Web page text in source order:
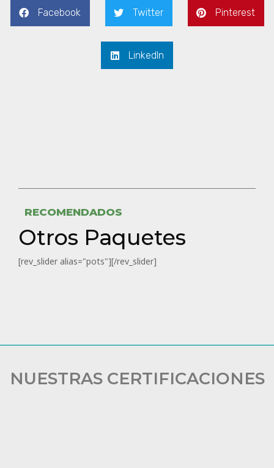
Facebook Twitter Pinterest
LinkedIn
RECOMENDADOS
Otros Paquetes
[rev_slider alias="pots"][/rev_slider]
NUESTRAS CERTIFICACIONES